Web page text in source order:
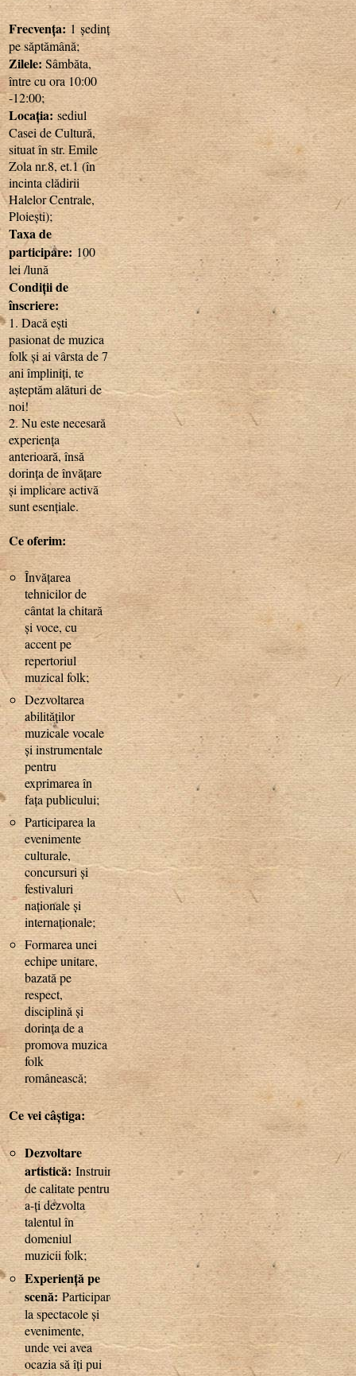
Frecvența:1 ședință
pe săptămână;
Zilele:Sâmbăta,
între cu ora 10:00
-12:00;
Locația:sediul
Casei de Cultură,
situat în str. Emile
Zola nr.8, et.1 (în
incinta clădirii
Halelor Centrale,
Ploiești);
Taxa de
participare:100
lei /lună
Condiții de
înscriere:
1. Dacă ești
pasionat de muzica
folk și ai vârsta de 7
ani împliniți, te
așteptăm alături de
noi!
2. Nu este necesară
experiența
anterioară, însă
dorința de învățare
și implicare activă
sunt esențiale.
Ce oferim:
Învățarea
tehnicilor de
cântat la chitară
și voce, cu
accent pe
repertoriul
muzical folk;
Dezvoltarea
abilităților
muzicale vocale
și instrumentale
pentru
exprimarea în
fața publicului;
Participarea la
evenimente
culturale,
concursuri și
festivaluri
naționale și
internaționale;
Formarea unei
echipe unitare,
bazată pe
respect,
disciplină și
dorința de a
promova muzica
folk
românească;
Ce vei câștiga:
Dezvoltare
artistică:Instruire
de calitate pentru
a-ți dezvolta
talentul în
domeniul
muzicii folk;
Experiență pe
scenă:Participarea
la spectacole și
evenimente,
unde vei avea
ocazia să îți pui